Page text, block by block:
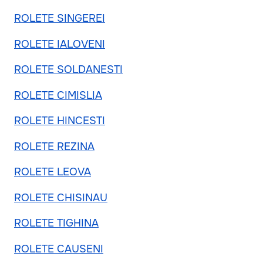
ROLETE SINGEREI
ROLETE IALOVENI
ROLETE SOLDANESTI
ROLETE CIMISLIA
ROLETE HINCESTI
ROLETE REZINA
ROLETE LEOVA
ROLETE CHISINAU
ROLETE TIGHINA
ROLETE CAUSENI